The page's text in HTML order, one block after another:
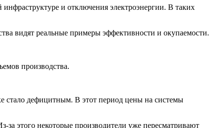
и отключения электроэнергии. В таких
видят реальные примеры эффективности и окупаемости.
производства.
стало дефицитным. В этот период цены на системы
за этого некоторые производители уже пересматривают